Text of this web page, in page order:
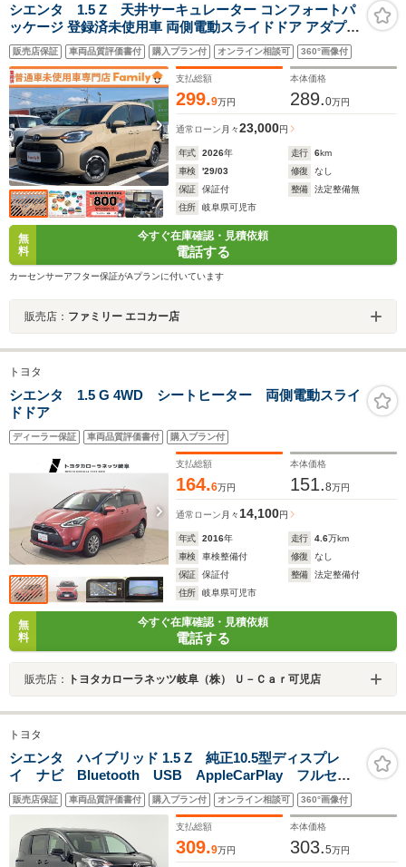
シエンタ 1.5 Z 天井サーキュレーター コンフォートパ
ッケージ 登録済未使用車 両側電動スライドドア アダプテ
ィブクルーズコントロール フロント・サイド・バックカ
メラ ブラインドスポットモニター リアトラフィックモニ
ター 禁煙
販売店保証 車両品質評価書付 購入プラン付 オンライン相談可 360°画像付
支払総額
299.9万円
本体価格
289.0万円
通常ローン 月々23,000円
年式 2026年 走行 6km
車検
'29/03 修復
なし
保証
保証付 整備
法定整備無
住所
岐阜県可児市
無
料
今すぐ在庫確認・見積依頼
電話する
カーセンサーアフター保証がAプランに付いています
販売店： ファミリー エコカー店
トヨタ
シエンタ 1.5 G 4WD シートヒーター 両側電動スライ
ドドア
ディーラー保証 車両品質評価書付 購入プラン付
支払総額
164.6万円
本体価格
151.8万円
通常ローン 月々14,100円
年式 2016年 走行 4.6万km
車検
車検整備付 修復
なし
保証
保証付 整備
法定整備付
住所
岐阜県可児市
無
料
今すぐ在庫確認・見積依頼
電話する
販売店： トヨタカローラネッツ岐阜（株） Ｕ－Ｃａｒ可児店
トヨタ
シエンタ ハイブリッド 1.5 Z 純正10.5型ディスプレ
イ ナビ Bluetooth USB AppleCarPlay フルセ
グ 両側電動ドア セーフティセンス クリアランスソ
ナー シートヒーター ステアリングヒーター ETC2.0
販売店保証 車両品質評価書付 購入プラン付 オンライン相談可 360°画像付
支払総額
309.9万円
本体価格
303.5万円